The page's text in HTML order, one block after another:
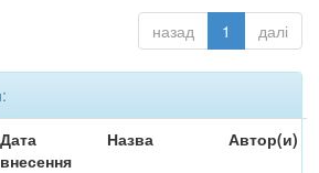
назад 1 далі
Дата
внесення
Назва Автор(и)